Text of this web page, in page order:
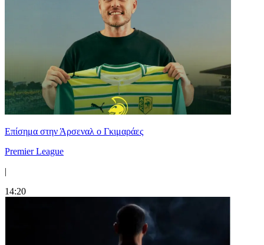
Επίσημα στην Άρσεναλ ο Γκιμαράες
Premier League
|
14:20